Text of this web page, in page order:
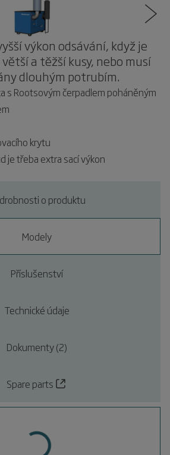
výkon odsávání, když je
a těžší kusy, nebo musí
dlouhým potrubím.
s Rootsovým čerpadlem poháněným
krytu
je třeba extra sací výkon
o produktu
Modely
Příslušenství
Technické údaje
Dokumenty (2)
Spare parts